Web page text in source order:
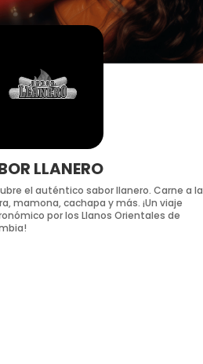
LLANERO
el auténtico sabor llanero. Carne a la
mamona, cachapa y más. ¡Un viaje
por los Llanos Orientales de